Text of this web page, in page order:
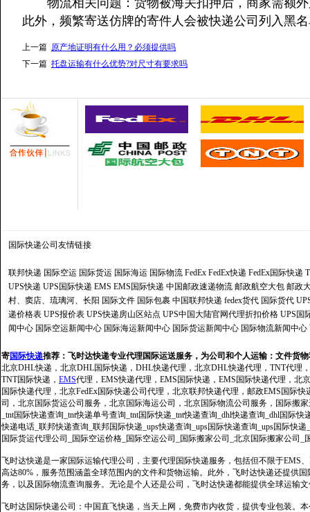
物流相关问题：货物被海关扣押后，商家需额外
此外，频繁寄送仿牌的寄件人会被快递公司列入黑
上一篇 原产地证明有什么用？必须提供吗
下一篇 托盘运输有什么优势?对尺寸有要求吗
国际快递公司 友情链接
联邦快递 国际空运 国际货运 国际海运 国际物流 FedEx FedEx快递 FedEx国际快递
UPS快递 UPS国际快递 EMS EMS国际快递 中国邮政速递物流 邮政航空大包 邮政
村、窦店、琉璃河、长阳 国际文件 国际包裹 中国联邦快递 fedex货代 国际货代
递价格表 UPS报价表 UPS快递房山区站点 UPS中国大陆官网代理折扣价格 UPS国
闻中心 国际空运新闻中心 国际海运新闻中心 国际货运新闻中心 国际物流新闻中心
寄国际快递推荐： 飞时达快递专业代理国际运送服务，为公司和个人运输：文件货
北京DHL快递，北京DHL国际快递，DHL快递代理，北京DHL快递代理，TNT代理
TNT国际快递， EMS代理，EMS快递代理，EMS国际快递，EMS国际快递代理，北
国际快递代理，北京FedEx国际快递公司代理，北京联邦快递代理，邮政EMS国际
司，北京国际货运公司服务，北京国际海运公司，北京国际物流公司服务，国际搬
_tnt国际快递查询_tnt快递单号查询_tnt国际快递_tnt快递查询_dhl快递查询_dhl国际
快递电话_联邦快递查询_联邦国际快递_ups快递查询_ups国际快递查询_ups国际快
国际货运代理公司_国际空运价格_国际空运公司_国际搬家公司_北京国际搬家公司_
飞时达快递是一家国际运输代理公司，主要代理国际快递服务，包括但不限于EMS
高达80%，服务范围涵盖全球范围内的文件和货物运输。此外，飞时达快递还提供
务，以及国际物流查询服务。无论是个人还是公司，飞时达快递都能提供全球运输
飞时达国际快递公司：中国直飞快递，当天上网，免费市内收货，提供专业包装。